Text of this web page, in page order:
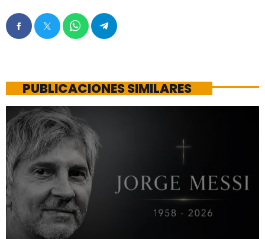
PUBLICACIONES SIMILARES